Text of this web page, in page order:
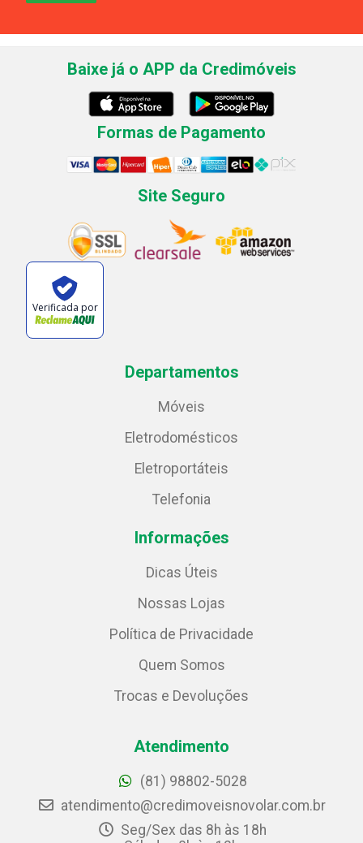
Baixe já o APP da Credimóveis
Formas de Pagamento
Site Seguro
Verificada por
Departamentos
Móveis
Eletrodomésticos
Eletroportáteis
Telefonia
Informações
Dicas Úteis
Nossas Lojas
Política de Privacidade
Quem Somos
Trocas e Devoluções
Atendimento
(81) 98802-5028
atendimento@credimoveisnovolar.com.br
Seg/Sex das 8h às 18h